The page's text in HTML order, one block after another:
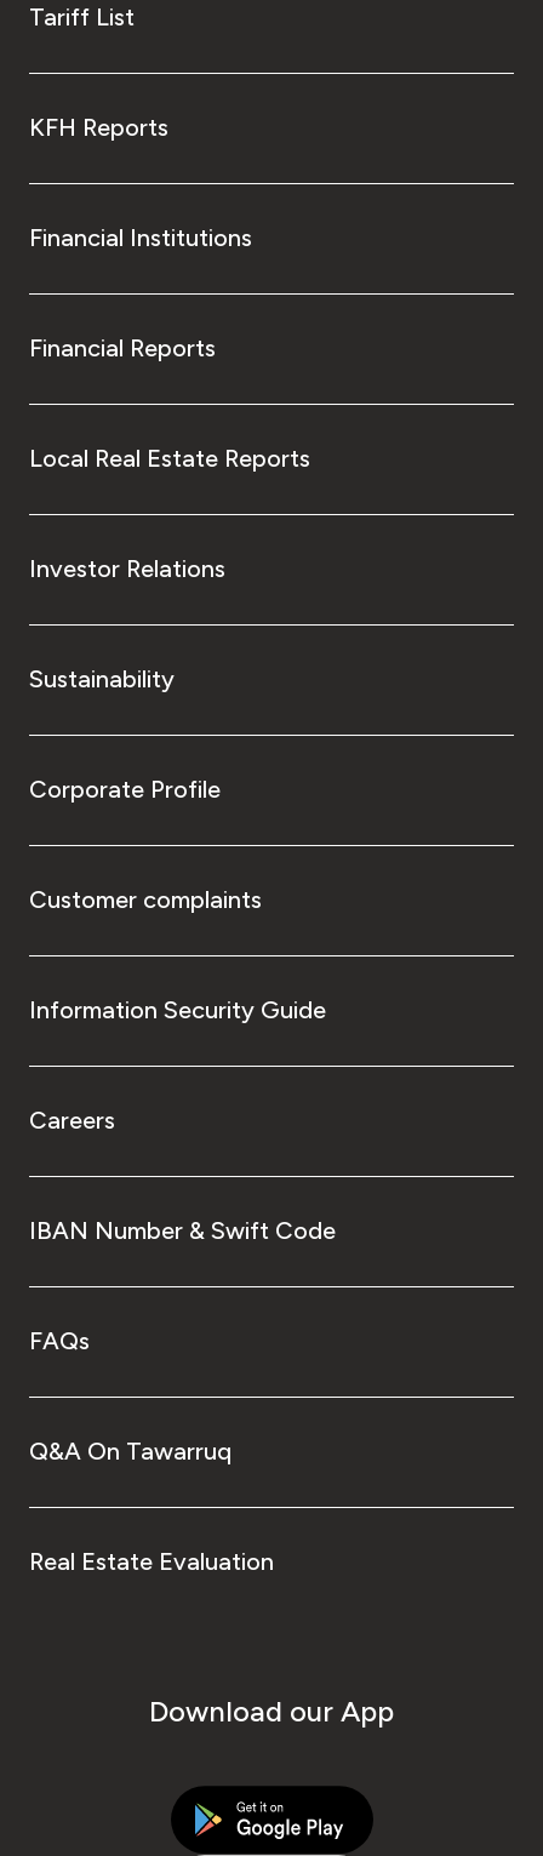
Tariff List
KFH Reports
Financial Institutions
Financial Reports
Local Real Estate Reports
Investor Relations
Sustainability
Corporate Profile
Customer complaints
Information Security Guide
Careers
IBAN Number & Swift Code
FAQs
Q&A On Tawarruq
Real Estate Evaluation
Download our App